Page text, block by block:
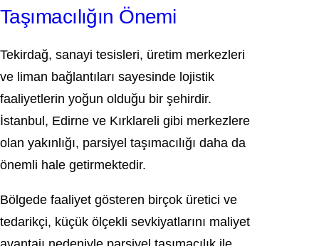
Taşımacılığın Önemi
Tekirdağ, sanayi tesisleri, üretim merkezleri
ve liman bağlantıları sayesinde lojistik
faaliyetlerin yoğun olduğu bir şehirdir.
İstanbul, Edirne ve Kırklareli gibi merkezlere
olan yakınlığı, parsiyel taşımacılığı daha da
önemli hale getirmektedir.
Bölgede faaliyet gösteren birçok üretici ve
tedarikçi, küçük ölçekli sevkiyatlarını maliyet